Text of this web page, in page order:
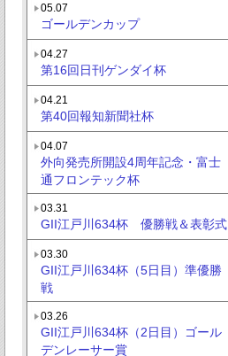
05.07
ゴールデンカップ
04.27
第16回日刊ゲンダイ杯
04.21
第40回報知新聞社杯
04.07
外向発売所開設4周年記念・富士
通フロンテック杯
03.31
GII江戸川634杯 優勝戦＆表彰式
03.30
GII江戸川634杯（5日目）準優勝
戦
03.26
GII江戸川634杯（2日目）ゴール
デンレーサー賞